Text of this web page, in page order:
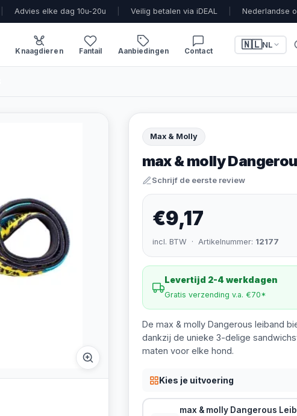
Advies elke dag 10u-20u Veilig betalen via iDEAL Nederlandse
Knaagdieren Fantail Aanbiedingen Contact
🇳🇱NL
Max & Molly
max & molly
Schrijf de eerste review
€9,17
incl. BTW · Artikelnummer: 12177
Levertijd 2-4 werkdagen
Gratis verzending v.a. €70*
De max & molly Dangerous leiband
dankzij de unieke 3-delige
maten voor elke hond.
Kies je uitvoering
max & molly Dangerous